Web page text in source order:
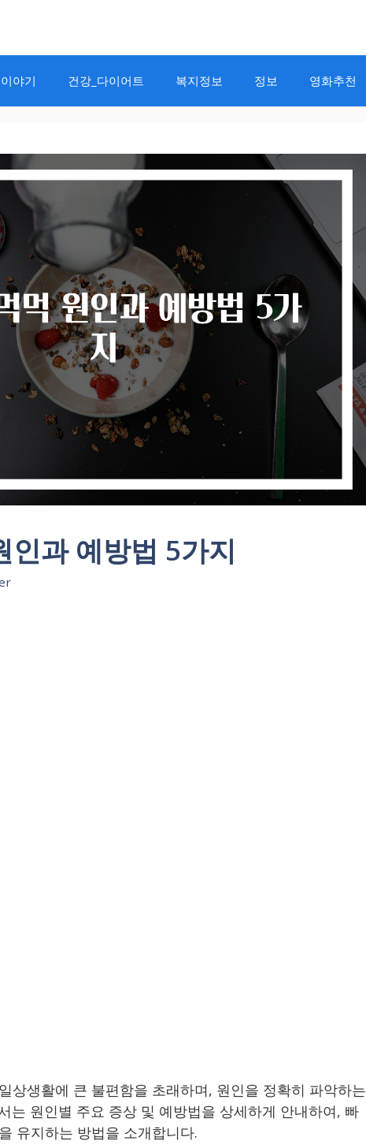
야기 건강_다이어트 복지정보 정보 영화추천
인과 예방법 5가지
상생활에 큰 불편함을 초래하며, 원인을 정확히 파악하는
는 원인별 주요 증상 및 예방법을 상세하게 안내하여, 빠
유지하는 방법을 소개합니다.